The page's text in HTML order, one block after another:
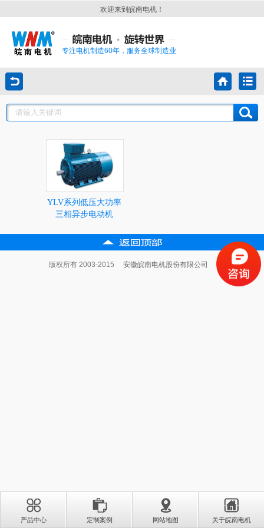
欢迎来到皖南电机！
专注电机制造60年，服务全球制造业
YLV系列低压大功率
三相异步电动机
版权所有 2003-2015 安徽皖南电机股份有限公司
产品中心 定制案例 网站地图 关于皖南电机